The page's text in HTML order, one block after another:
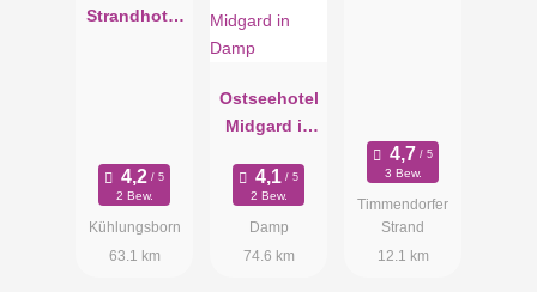
Strandhotel
2 Bew.
Kühlungsborn
63.1 km
Ostseehotel
Midgard in
2 Bew.
Damp
74.6 km
3 Bew.
Timmendorfer
Strand
12.1 km